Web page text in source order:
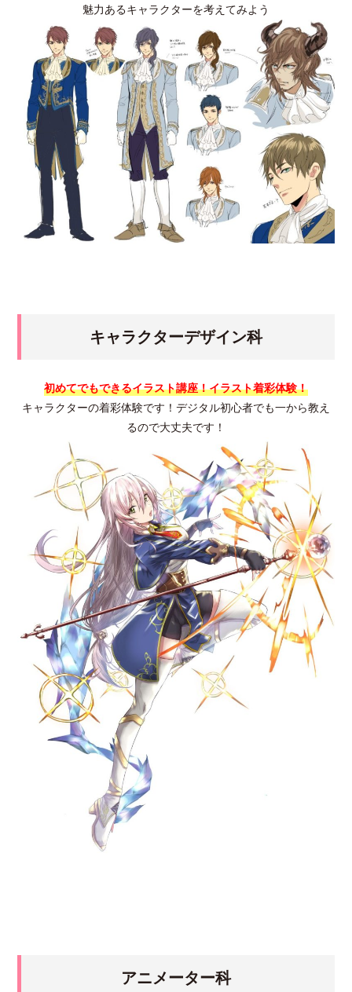
魅力あるキャラクターを考えてみよう
キャラクターデザイン科
初めてでもできるイラスト講座！イラスト着彩体験！
キャラクターの着彩体験です！デジタル初心者でも一から教え
るので大丈夫です！
アニメーター科